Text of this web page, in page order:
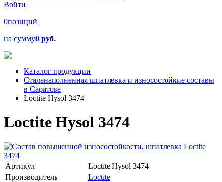
Войти
0позиций
на сумму0 руб.
Каталог продукции
Сталенаполненная шпатлевка и износостойкие составы
в Саратове
Loctite Hysol 3474
Loctite Hysol 3474
Артикул
Loctite Hysol 3474
Производитель
Loctite